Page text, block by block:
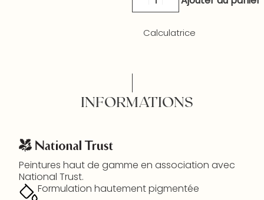
Calculatrice
INFORMATIONS
Peintures haut de gamme en association avec
National Trust.
Formulation hautement pigmentée